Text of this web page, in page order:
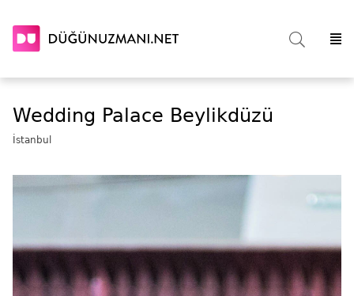
Wedding Palace Beylikdüzü
İstanbul